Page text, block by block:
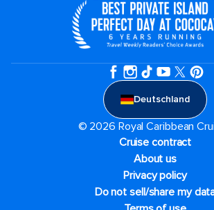
Deutschland
© 2026 Royal Caribbean
Cruise contract
About us
Privacy policy
Do not sell/share my